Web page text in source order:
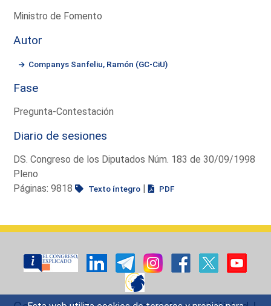
Ministro de Fomento
Autor
Companys Sanfeliu, Ramón (GC-CiU)
Fase
Pregunta-Contestación
Diario de sesiones
DS. Congreso de los Diputados Núm. 183 de 30/09/1998
Pleno
Páginas: 9818
Texto íntegro | PDF